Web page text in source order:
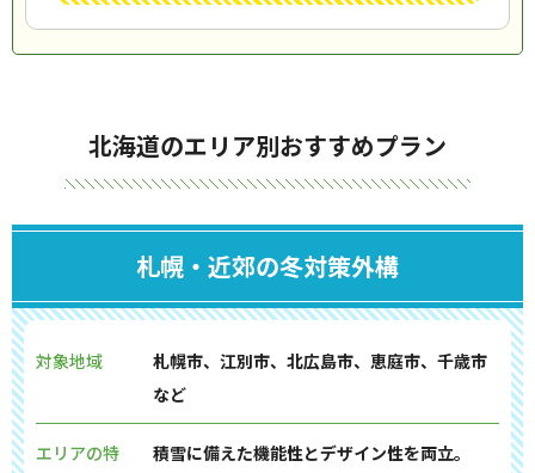
北海道のエリア別おすすめプラン
札幌・近郊の冬対策外構
対象地域
札幌市、江別市、北広島市、恵庭市、千歳市
など
エリアの特
積雪に備えた機能性とデザイン性を両立。